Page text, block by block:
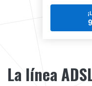
La línea